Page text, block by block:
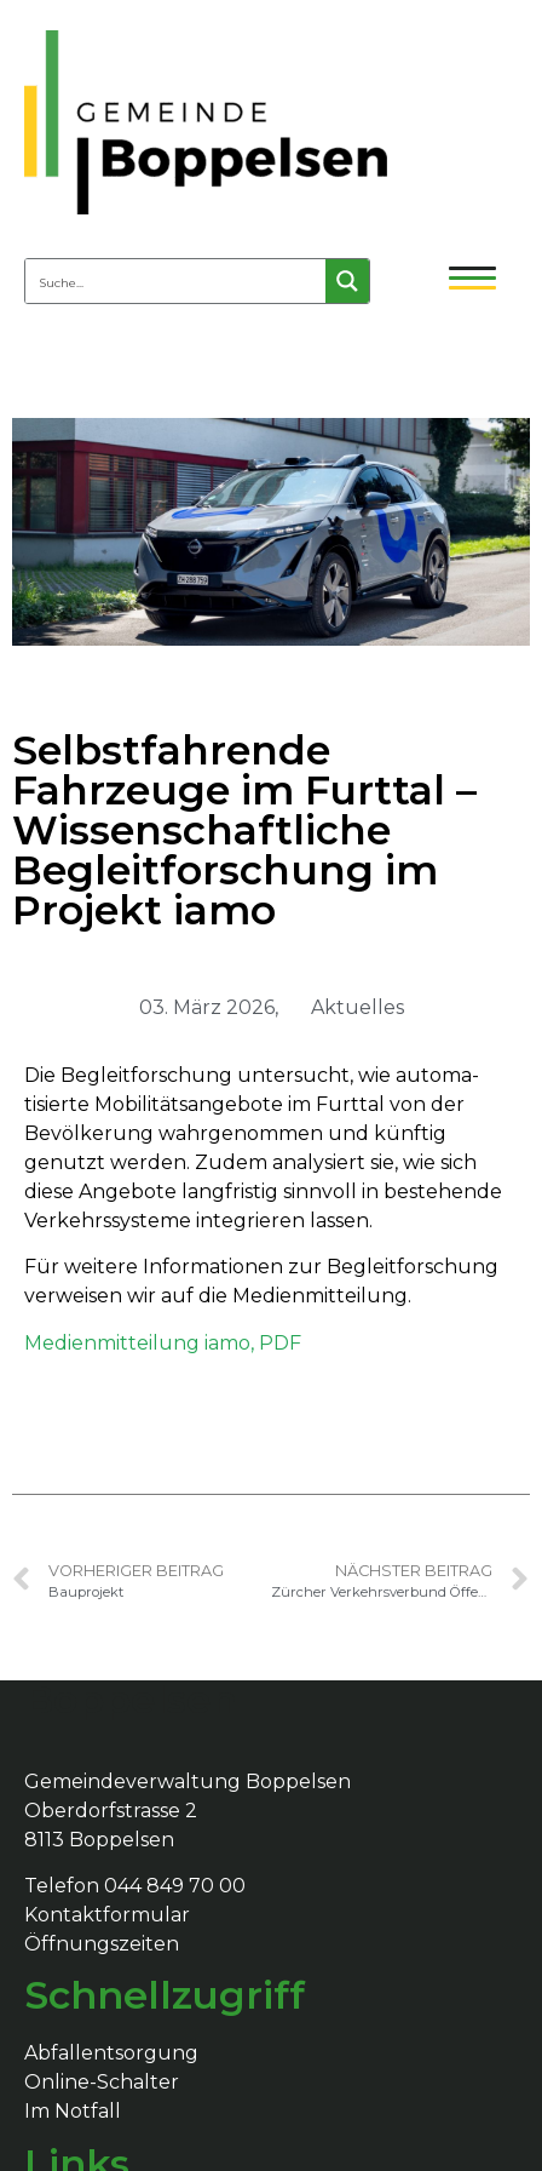
Selbstfahrende
Fahrzeuge im Furttal –
Wissenschaftliche
Begleitforschung im
Projekt iamo
03. März 2026, Aktuelles
Die Begleit­forschung unter­sucht, wie automa­
tisierte Mobil­ität­sange­bote im Furt­tal von der
Bevölkerung wahrgenom­men und kün­ftig
genutzt wer­den. Zudem analysiert sie, wie sich
diese Ange­bote langfristig sin­nvoll in beste­hende
Verkehrssys­teme inte­gri­eren lassen.
Für weit­ere Infor­ma­tio­nen zur Begleit­forschung
ver­weisen wir auf die Medienmitteilung.
Medi­en­mit­teilung iamo, PDF
VORHERIGER BEITRAG
Bauprojekt
NÄCHSTER BEITRAG
Zürcher Verkehrsverbund Öffentliche Auflage
Gemeindeverwaltung Boppelsen
Oberdorfstrasse 2
8113 Boppelsen
Telefon 044 849 70 00
Kontaktformular
Öffnungszeiten
Schnellzugriff
Abfallentsorgung
Online-Schalter
Im Notfall